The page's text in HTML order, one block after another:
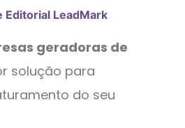
Editorial LeadMark
geradoras de
solução para
do seu